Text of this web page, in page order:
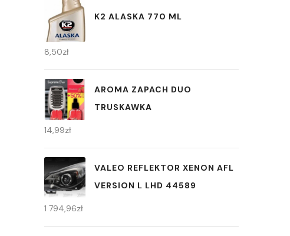
K2 ALASKA 770 ML
8,50zł
AROMA ZAPACH DUO
TRUSKAWKA
14,99zł
VALEO REFLEKTOR XENON AFL
VERSION L LHD 44589
1 794,96zł